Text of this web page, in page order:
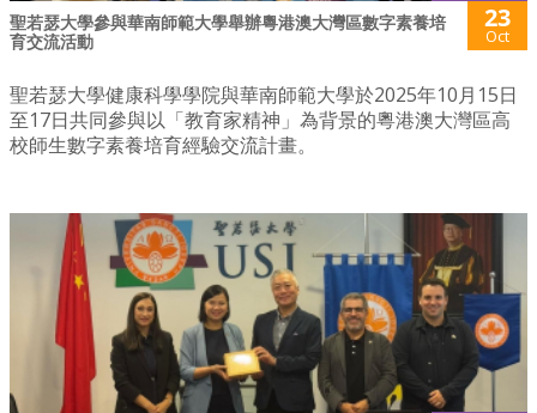
聖若瑟大學參與華南師範大學舉辦粵港澳大灣區數字素養培
育交流活動
23
Oct
聖若瑟大學健康科學學院與華南師範大學於2025年10月15日
至17日共同參與以「教育家精神」為背景的粵港澳大灣區高
校師生數字素養培育經驗交流計畫。